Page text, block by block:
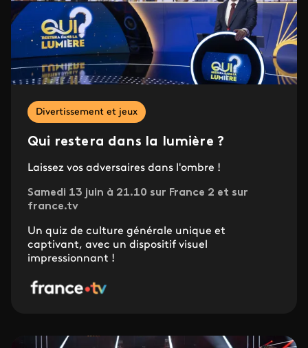
Divertissement et jeux
Qui restera dans la lumière ?
Laissez vos adversaires dans l'ombre !
Samedi 13 juin à 21.10 sur France 2 et sur
france.tv
Un quiz de culture générale unique et
captivant, avec un dispositif visuel
impressionnant !